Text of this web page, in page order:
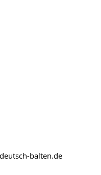
balten.de